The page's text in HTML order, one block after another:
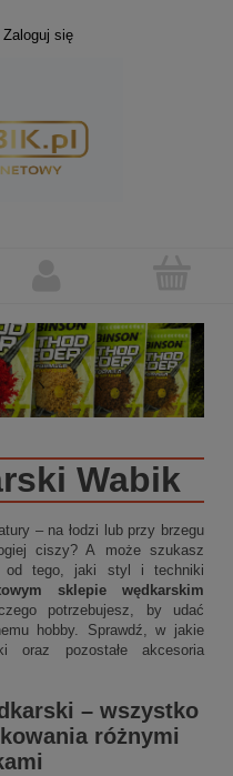
Zaloguj się
Wabik
– na łodzi lub przy brzegu
ciszy? A może szukasz
od tego, jaki styl i techniki
sklepie wędkarskim
potrzebujesz, by udać
hobby. Sprawdź, w jakie
oraz pozostałe akcesoria
– wszystko
różnymi